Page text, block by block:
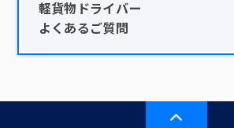
軽貨物ドライバー
よくあるご質問